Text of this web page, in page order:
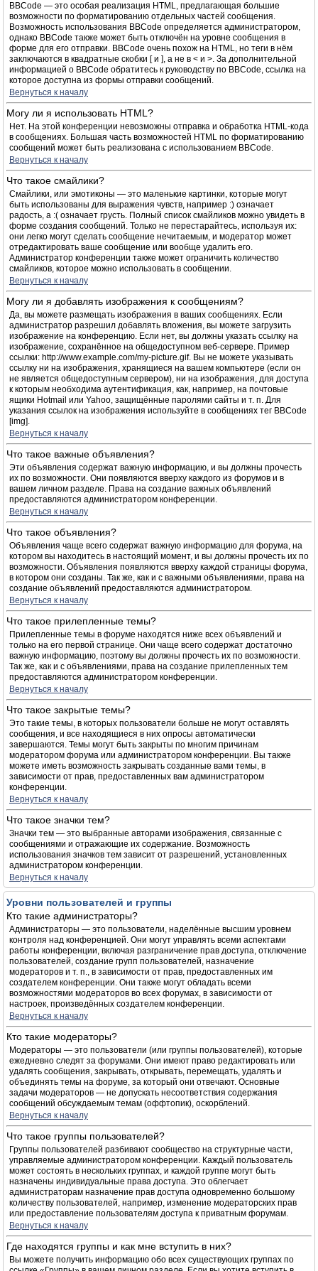
BBCode — это особая реализация HTML, предлагающая большие
возможности по форматированию отдельных частей сообщения.
Возможность использования BBCode определяется администратором,
однако BBCode также может быть отключён на уровне сообщения в
форме для его отправки. BBCode очень похож на HTML, но теги в нём
заключаются в квадратные скобки [ и ], а не в < и >. За дополнительной
информацией о BBCode обратитесь к руководству по BBCode, ссылка на
которое доступна из формы отправки сообщений.
Вернуться к началу
Могу ли я использовать HTML?
Нет. На этой конференции невозможны отправка и обработка HTML-кода
в сообщениях. Большая часть возможностей HTML по форматированию
сообщений может быть реализована с использованием BBCode.
Вернуться к началу
Что такое смайлики?
Смайлики, или эмотиконы — это маленькие картинки, которые могут
быть использованы для выражения чувств, например :) означает
радость, а :( означает грусть. Полный список смайликов можно увидеть в
форме создания сообщений. Только не перестарайтесь, используя их:
они легко могут сделать сообщение нечитаемым, и модератор может
отредактировать ваше сообщение или вообще удалить его.
Администратор конференции также может ограничить количество
смайликов, которое можно использовать в сообщении.
Вернуться к началу
Могу ли я добавлять изображения к сообщениям?
Да, вы можете размещать изображения в ваших сообщениях. Если
администратор разрешил добавлять вложения, вы можете загрузить
изображение на конференцию. Если нет, вы должны указать ссылку на
изображение, сохранённое на общедоступном веб-сервере. Пример
ссылки: http://www.example.com/my-picture.gif. Вы не можете указывать
ссылку ни на изображения, хранящиеся на вашем компьютере (если он
не является общедоступным сервером), ни на изображения, для доступа
к которым необходима аутентификация, как, например, на почтовые
ящики Hotmail или Yahoo, защищённые паролями сайты и т. п. Для
указания ссылок на изображения используйте в сообщениях тег BBCode
[img].
Вернуться к началу
Что такое важные объявления?
Эти объявления содержат важную информацию, и вы должны прочесть
их по возможности. Они появляются вверху каждого из форумов и в
вашем личном разделе. Права на создание важных объявлений
предоставляются администратором конференции.
Вернуться к началу
Что такое объявления?
Объявления чаще всего содержат важную информацию для форума, на
котором вы находитесь в настоящий момент, и вы должны прочесть их по
возможности. Объявления появляются вверху каждой страницы форума,
в котором они созданы. Так же, как и с важными объявлениями, права на
создание объявлений предоставляются администратором.
Вернуться к началу
Что такое прилепленные темы?
Прилепленные темы в форуме находятся ниже всех объявлений и
только на его первой странице. Они чаще всего содержат достаточно
важную информацию, поэтому вы должны прочесть их по возможности.
Так же, как и с объявлениями, права на создание прилепленных тем
предоставляются администратором конференции.
Вернуться к началу
Что такое закрытые темы?
Это такие темы, в которых пользователи больше не могут оставлять
сообщения, и все находящиеся в них опросы автоматически
завершаются. Темы могут быть закрыты по многим причинам
модератором форума или администратором конференции. Вы также
можете иметь возможность закрывать созданные вами темы, в
зависимости от прав, предоставленных вам администратором
конференции.
Вернуться к началу
Что такое значки тем?
Значки тем — это выбранные авторами изображения, связанные с
сообщениями и отражающие их содержание. Возможность
использования значков тем зависит от разрешений, установленных
администратором конференции.
Вернуться к началу
Уровни пользователей и группы
Кто такие администраторы?
Администраторы — это пользователи, наделённые высшим уровнем
контроля над конференцией. Они могут управлять всеми аспектами
работы конференции, включая разграничение прав доступа, отключение
пользователей, создание групп пользователей, назначение
модераторов и т. п., в зависимости от прав, предоставленных им
создателем конференции. Они также могут обладать всеми
возможностями модераторов во всех форумах, в зависимости от
настроек, произведённых создателем конференции.
Вернуться к началу
Кто такие модераторы?
Модераторы — это пользователи (или группы пользователей), которые
ежедневно следят за форумами. Они имеют право редактировать или
удалять сообщения, закрывать, открывать, перемещать, удалять и
объединять темы на форуме, за который они отвечают. Основные
задачи модераторов — не допускать несоответствия содержания
сообщений обсуждаемым темам (оффтопик), оскорблений.
Вернуться к началу
Что такое группы пользователей?
Группы пользователей разбивают сообщество на структурные части,
управляемые администратором конференции. Каждый пользователь
может состоять в нескольких группах, и каждой группе могут быть
назначены индивидуальные права доступа. Это облегчает
администраторам назначение прав доступа одновременно большому
количеству пользователей, например, изменение модераторских прав
или предоставление пользователям доступа к приватным форумам.
Вернуться к началу
Где находятся группы и как мне вступить в них?
Вы можете получить информацию обо всех существующих группах по